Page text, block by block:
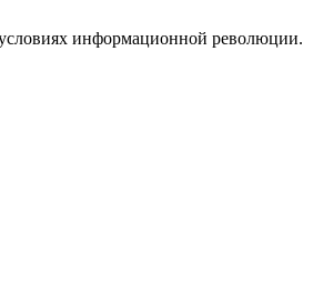
информационной революции.